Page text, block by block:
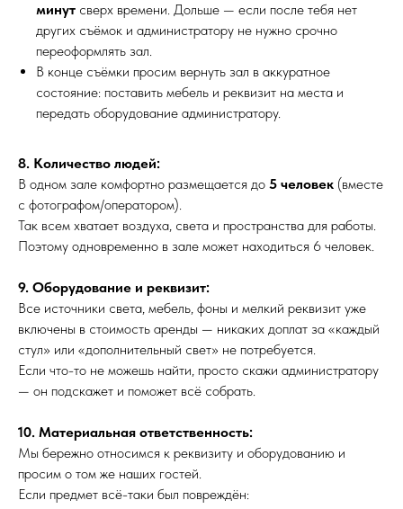
минут сверх времени. Дольше — если после тебя нет
других съёмок и администратору не нужно срочно
переоформлять зал.
В конце съёмки просим вернуть зал в аккуратное
состояние: поставить мебель и реквизит на места и
передать оборудование администратору.
8. Количество людей:
В одном зале комфортно размещается до 5 человек (вместе
с фотографом/оператором).
Так всем хватает воздуха, света и пространства для работы.
Поэтому одновременно в зале может находиться 6 человек.
9. Оборудование и реквизит:
Все источники света, мебель, фоны и мелкий реквизит уже
включены в стоимость аренды — никаких доплат за «каждый
стул» или «дополнительный свет» не потребуется.
Если что-то не можешь найти, просто скажи администратору
— он подскажет и поможет всё собрать.
10. Материальная ответственность:
Мы бережно относимся к реквизиту и оборудованию и
просим о том же наших гостей.
Если предмет всё-таки был повреждён: